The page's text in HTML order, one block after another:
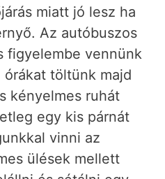
miatt jó lesz ha
Az autóbuszos
figyelembe vennünk
töltünk majd
kényelmes ruhát
egy kis párnát
vinni az
ülések mellett